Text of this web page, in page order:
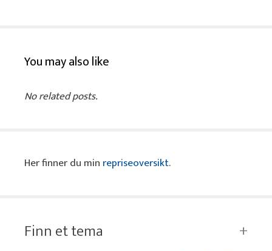
You may also like
No related posts.
Her finner du min repriseoversikt.
Finn et tema